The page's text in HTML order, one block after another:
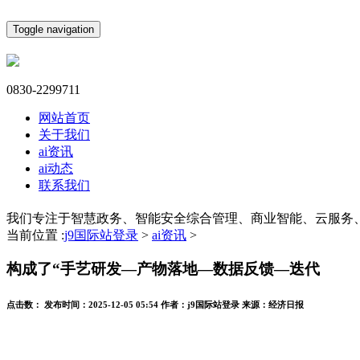
Toggle navigation
0830-2299711
网站首页
关于我们
ai资讯
ai动态
联系我们
我们专注于智慧政务、智能安全综合管理、商业智能、云服务
当前位置 :j9国际站登录 > ai资讯 >
构成了“手艺研发—产物落地—数据反馈—迭代
点击数： 发布时间： 2025-12-05 05:54 作者： j9国际站登录 来源： 经济日报